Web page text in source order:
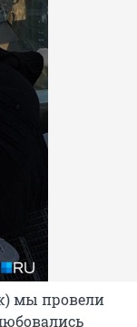
мы провели